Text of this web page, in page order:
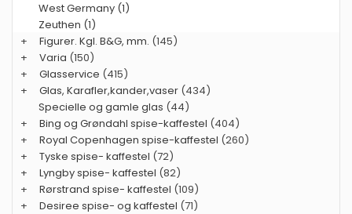
West Germany (1)
Zeuthen (1)
+
Figurer. Kgl. B&G, mm. (145)
+
Varia (150)
+
Glasservice (415)
+
Glas, Karafler,kander,vaser (434)
Specielle og gamle glas (44)
+
Bing og Grøndahl spise-kaffestel (404)
+
Royal Copenhagen spise-kaffestel (260)
+
Tyske spise- kaffestel (72)
+
Lyngby spise- kaffestel (82)
+
Rørstrand spise- kaffestel (109)
+
Desiree spise- og kaffestel (71)